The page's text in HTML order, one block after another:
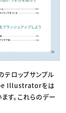
テロップサンプル
Illustratorをは
す。これらのデー